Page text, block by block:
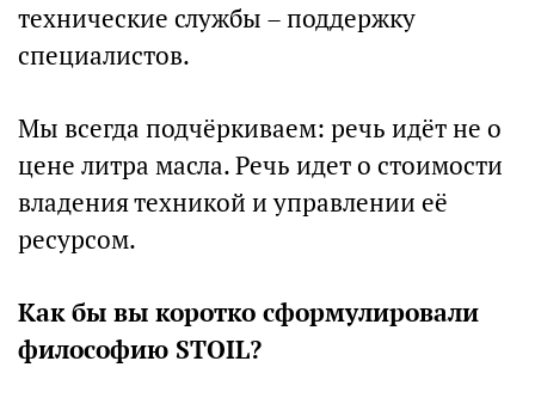
технические службы – поддержку
специалистов.
Мы всегда подчёркиваем: речь идёт не о
цене литра масла. Речь идет о стоимости
владения техникой и управлении её
ресурсом.
Как бы вы коротко сформулировали
философию STOIL?